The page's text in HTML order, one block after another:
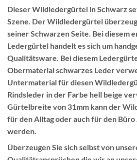
DieserWildledergürtel in Schwarz
Szene. DerWildledergürtel
seinerSchwarzen Seite. Bei diesem
Ledergürtel handelt es sich um
Qualitätsware. Bei diesem
Obermaterial schwarzes Leder
Untermaterial für diesen
Rindsleder in der Farbe hell beige
Gürtelbreite von 31mm kann der
für den Alltag oder auch für den
werden.
Überzeugen Sie sich selbst von